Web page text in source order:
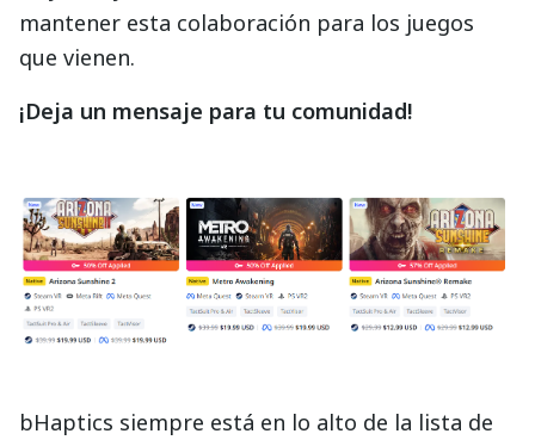
mantener esta colaboración para los juegos
que vienen.
¡Deja un mensaje para tu comunidad!
bHaptics siempre está en lo alto de la lista de